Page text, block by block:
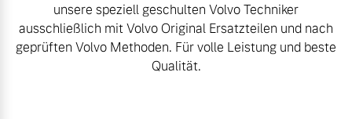
Konnektivität
Aktuelle Serviceangebote
unsere speziell geschulten Volvo Techniker
ausschließlich mit Volvo Original Ersatzteilen und nach
geprüften Volvo Methoden. Für volle Leistung und beste
Qualität.